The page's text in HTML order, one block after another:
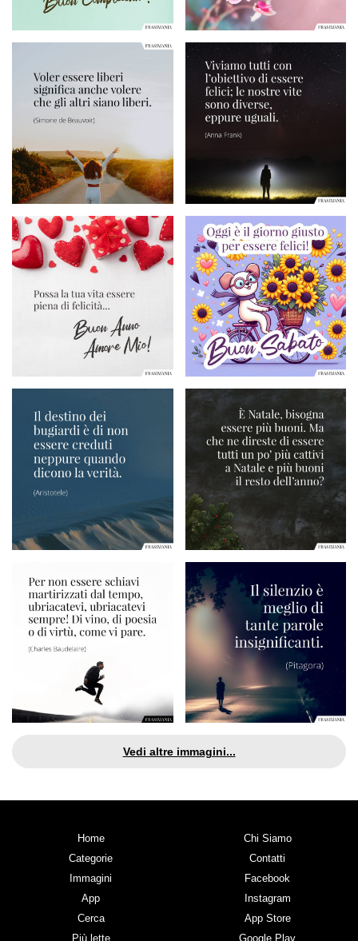
Vedi altre immagini...
Home
Categorie
Immagini
App
Cerca
Più lette
Chi Siamo
Contatti
Facebook
Instagram
App Store
Google Play